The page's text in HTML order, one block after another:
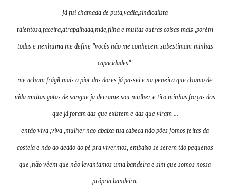
Já fui chamada de puta,vadia,sindicalista
talentosa,faceira,atrapalhada,mãe,filha e muitas outras coisas mais ,porém
todas e nenhuma me define "vocês não me conhecem subestimam minhas
capacidades"
me acham frágil mais a pior das dores já passei e na peneira que chamo de
vida muitas gotas de sangue ja derrame sou mulher e tiro minhas forças das
que já foram das que existem e das que viram ...
então viva ,viva ,mulher nao abaixa tua cabeça não pões fomos feitas da
costela e não do dedão do pé pra vivermos, embaixo se serem tão pequenos
que ,não vêem que não levantamos uma bandeira e sim que somos nossa
própria bandeira.